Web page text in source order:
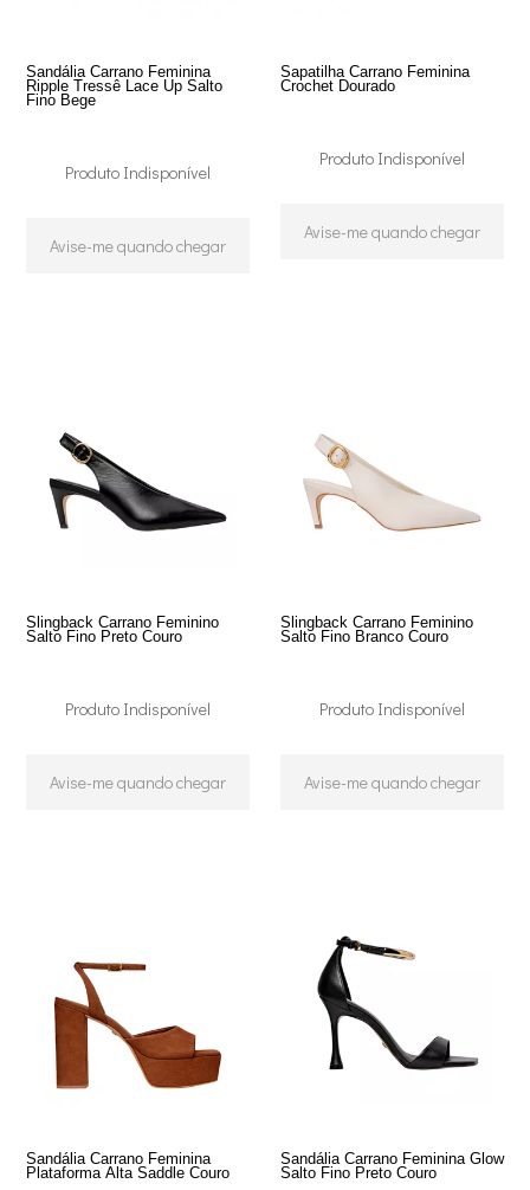
Sandália Carrano Feminina
Ripple Tressê Lace Up Salto
Fino Bege
Produto Indisponível
Avise-me quando chegar
Sapatilha Carrano Feminina
Crochet Dourado
Produto Indisponível
Avise-me quando chegar
Slingback Carrano Feminino
Salto Fino Preto Couro
Produto Indisponível
Avise-me quando chegar
Slingback Carrano Feminino
Salto Fino Branco Couro
Produto Indisponível
Avise-me quando chegar
Sandália Carrano Feminina
Plataforma Alta Saddle Couro
Sandália Carrano Feminina Glow
Salto Fino Preto Couro